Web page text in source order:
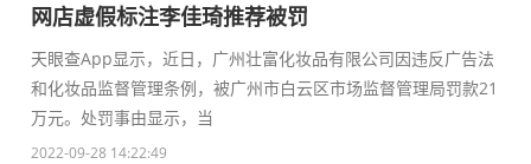
网店虚假标注李佳琦推荐被罚
天眼查App显示，近日，广州壮富化妆品有限公司因违反广告法
和化妆品监督管理条例，被广州市白云区市场监督管理局罚款21
万元。处罚事由显示，当
2022-09-28 14:22:49